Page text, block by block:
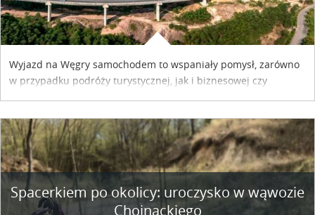
Wyjazd na Węgry samochodem to wspaniały pomysł, zarówno
w przypadku podróży turystycznej, jak i biznesowej czy
współpracy reklamowej z Hungary Vignette.
Spacerkiem po okolicy: uroczysko w wąwozie
Chojnackiego